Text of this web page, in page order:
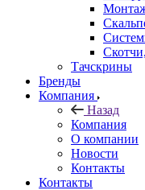
Тачскрины
Бренды
Компания
Назад
Компания
О компании
Новости
Контакты
Контакты